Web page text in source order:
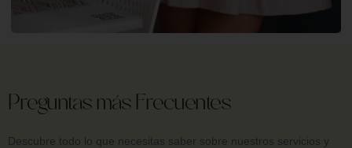
Preguntas más Frecuentes
Descubre todo lo que necesitas saber sobre nuestros servicios y